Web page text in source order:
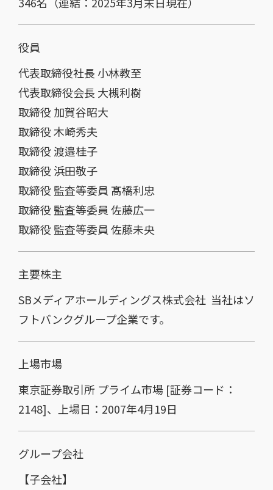
役員
代表取締役社長 小林教至
代表取締役会長 大槻利樹
取締役 加賀谷昭大
取締役 木崎秀夫
取締役 渡邉桂子
取締役 浜田敬子
取締役 監査等委員 髙橋利忠
取締役 監査等委員 佐藤広一
取締役 監査等委員 佐藤未央
主要株主
SBメディアホールディングス株式会社 当社はソ
フトバンクグループ企業です。
上場市場
東京証券取引所 プライム市場 [証券コード：
2148]、上場日：2007年4月19日
グループ会社
【子会社】